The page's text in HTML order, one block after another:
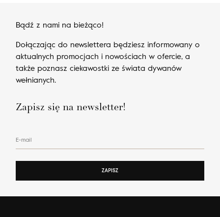
Bądź z nami na bieżąco!
Dołączając do newslettera będziesz informowany o
aktualnych promocjach i nowościach w ofercie, a
także poznasz ciekawostki ze świata dywanów
wełnianych.
Zapisz się na newsletter!
E-mail
ZAPISZ